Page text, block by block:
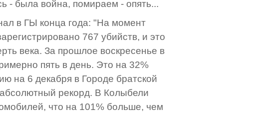
- была война, помираем - опять...
в ГЫ конца года: "На момент
767 убийств, и это
века. За прошлое воскресенье в
пять в день. Это на 32%
на 6 декабря в Городе братской
рекорд. В Колыбели
что на 101% больше, чем